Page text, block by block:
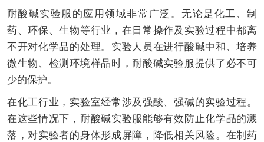
耐酸碱实验服的应用领域非常广泛。无论是化工、制
药、环保、生物等行业，在日常操作及实验过程中都离
不开对化学品的处理。实验人员在进行酸碱中和、培养
微生物、检测环境样品时，耐酸碱实验服提供了必不可
少的保护。
在化工行业，实验室经常涉及强酸、强碱的实验过程。
在这些情况下，耐酸碱实验服能够有效防止化学品的溅
落，对实验者的身体形成屏障，降低相关风险。在制药